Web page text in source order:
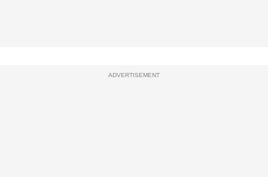
ADVERTISEMENT